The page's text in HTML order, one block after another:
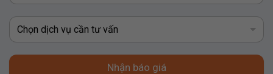
Nhận báo giá